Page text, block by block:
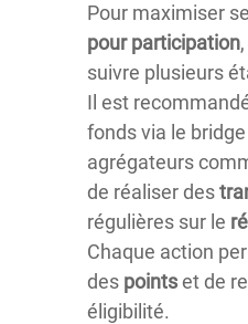
Pour maximiser
pour participation
suivre plusieurs
Il est
fonds via le
agrégateurs
de réaliser des
régulières sur le
Chaque action
des pointset de
éligibilité.